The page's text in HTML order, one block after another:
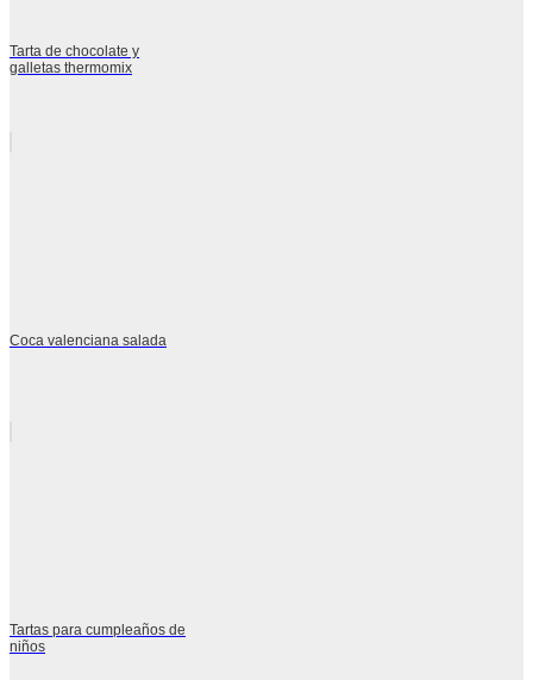
Tarta de chocolate y
galletas thermomix
Coca valenciana salada
Tartas para cumpleaños de
niños